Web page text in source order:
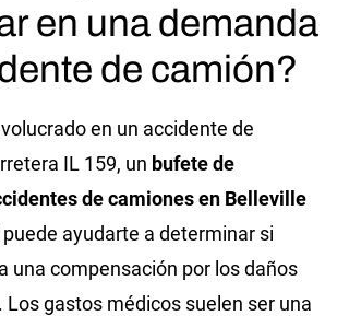
en una demanda
de camión?
en un accidente de
IL 159, un bufete de
de camiones en Belleville
puede ayudarte a determinar si
una compensación por los daños
Los gastos médicos suelen ser una